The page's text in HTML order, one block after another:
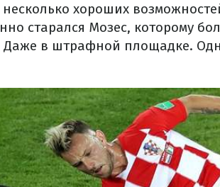
хороших
старался Мозес, которому
Даже в штрафной площадке.